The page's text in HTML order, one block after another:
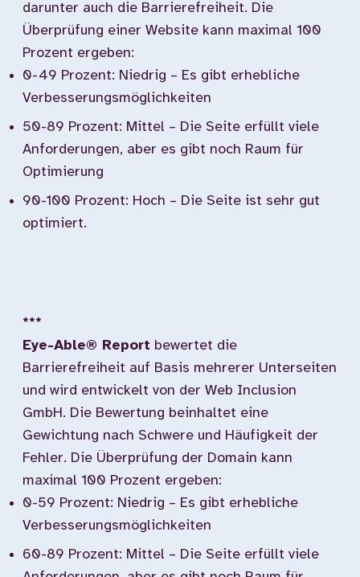
darunter auch die Barrierefreiheit. Die
Überprüfung einer Website kann maximal 100
Prozent ergeben:
0-49 Prozent: Niedrig – Es gibt erhebliche
Verbesserungsmöglichkeiten
50-89 Prozent: Mittel – Die Seite erfüllt viele
Anforderungen, aber es gibt noch Raum für
Optimierung
90-100 Prozent: Hoch – Die Seite ist sehr gut
optimiert.
***
Eye-Able® Report bewertet die
Barrierefreiheit auf Basis mehrerer Unterseiten
und wird entwickelt von der Web Inclusion
GmbH. Die Bewertung beinhaltet eine
Gewichtung nach Schwere und Häufigkeit der
Fehler. Die Überprüfung der Domain kann
maximal 100 Prozent ergeben:
0-59 Prozent: Niedrig – Es gibt erhebliche
Verbesserungsmöglichkeiten
60-89 Prozent: Mittel – Die Seite erfüllt viele